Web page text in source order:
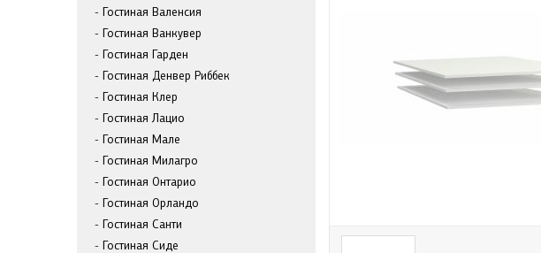
Гостиная Валенсия
Гостиная Ванкувер
Гостиная Гарден
Гостиная Денвер Риббек
Гостиная Клер
Гостиная Лацио
Гостиная Мале
Гостиная Милагро
Гостиная Онтарио
Гостиная Орландо
Гостиная Санти
Гостиная Сиде